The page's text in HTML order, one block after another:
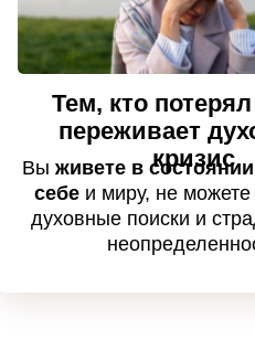
Тем, кто
переживает
кризис
Вы живете в
себе и миру, не
духовные поиски и